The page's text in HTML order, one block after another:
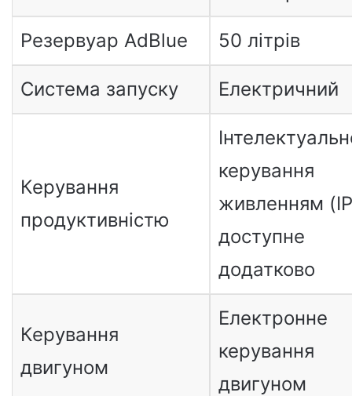
Резервуар AdBlue 50 літрів
Система запуску Електричний
Керування
продуктивністю
керування
живленням
доступне
додатково
Керування
двигуном
Електронне
керування
двигуном